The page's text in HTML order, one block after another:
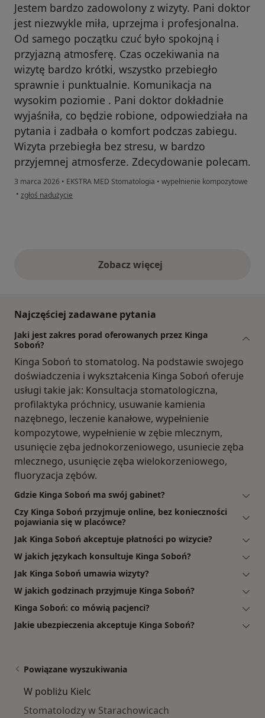
Jestem bardzo zadowolony z wizyty. Pani doktor
jest niezwykle miła, uprzejma i profesjonalna.
Od samego początku czuć było spokojną i
przyjazną atmosferę. Czas oczekiwania na
wizytę bardzo krótki, wszystko przebiegło
sprawnie i punktualnie. Komunikacja na
wysokim poziomie . Pani doktor dokładnie
wyjaśniła, co będzie robione, odpowiedziała na
pytania i zadbała o komfort podczas zabiegu.
Wizyta przebiegła bez stresu, w bardzo
przyjemnej atmosferze. Zdecydowanie polecam.
3 marca 2026 • EKSTRA MED Stomatologia • wypełnienie kompozytowe
• w opinii użytkownika Karol
zgłoś nadużycie
Zobacz więcejopinie powyżej
Najczęściej zadawane pytania
Jaki jest zakres porad oferowanych przez Kinga
Soboń?
Kinga Soboń to stomatolog. Na podstawie swojego
doświadczenia i wykształcenia Kinga Soboń oferuje
usługi takie jak: Konsultacja stomatologiczna,
profilaktyka próchnicy, usuwanie kamienia
nazębnego, leczenie kanałowe, wypełnienie
kompozytowe, wypełnienie w zębie mlecznym,
usunięcie zęba jednokorzeniowego, usuniecie zęba
mlecznego, usunięcie zęba wielokorzeniowego,
fluoryzacja zębów.
Gdzie Kinga Soboń ma swój gabinet?
Czy Kinga Soboń przyjmuje online, bez konieczności
pojawiania się w placówce?
Jak Kinga Soboń akceptuje płatności po wizycie?
W jakich językach konsultuje Kinga Soboń?
Jak Kinga Soboń umawia wizyty?
W jakich godzinach przyjmuje Kinga Soboń?
Kinga Soboń: co mówią pacjenci?
Jakie ubezpieczenia akceptuje Kinga Soboń?
Powiązane wyszukiwania
W pobliżu Kielc
Stomatolodzy w Starachowicach